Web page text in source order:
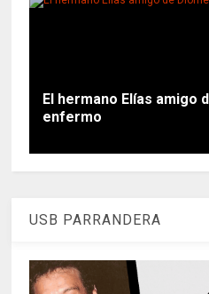
El hermano Elías amigo
enfermo
USB PARRANDERA